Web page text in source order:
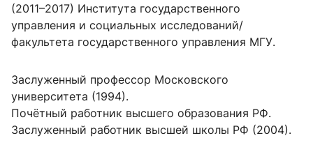
(2011–2017) Института государственного
управления и социальных исследований/
факультета государственного управления МГУ.
Заслуженный профессор Московского
университета (1994).
Почётный работник высшего образования РФ.
Заслуженный работник высшей школы РФ (2004).